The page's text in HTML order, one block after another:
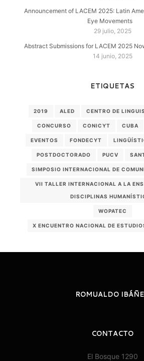
Announcement of LACEM 2025: Latin
Eye Movements
29 julio, 2025
Abstract Submissions for LACEM 2025
14 junio, 2025
ETIQUETAS
2019 ALED CENTRO DE
CONCURSO CONICYT CUBA
EVENTOS FONDECYT
POSTDOCTORADO PUCV
SIMPOSIO INTERNACIONAL DE
VII TALLER INTERNACIONAL A LA
DISCIPLINAS
WOPATEC
X ENCUENTRO NACIONAL DE
ROMUALDO
CONTACTO
El Bosque 1290